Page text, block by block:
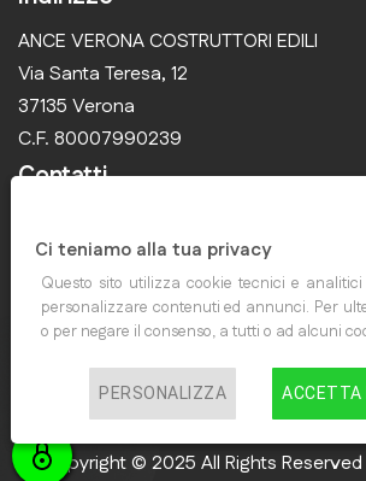
ANCE VERONA COSTRUTTORI EDILI
Via Santa Teresa, 12
37135 Verona
C.F. 80007990239
Contatti
Home News CQ Varese
Copyright © 2025 All Rights Reserved
Ci teniamo alla tua privacy
Questo sito utilizza cookie tecnici e
personalizzare contenuti ed annunci. Per
o per negare il consenso, a tutti o ad alcuni
PERSONALIZZA ACCETTA